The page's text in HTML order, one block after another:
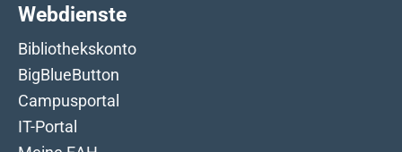
Webdienste
Bibliothekskonto
BigBlueButton
Campusportal
IT-Portal